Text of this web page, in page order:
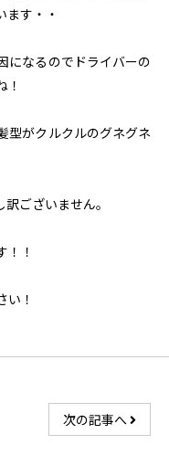
す・・
になるのでドライバーの
型がクルクルのグネグネ
ございません。
！！
！
次の記事へ